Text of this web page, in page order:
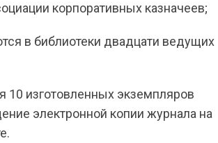
корпоративных казначеев;
в библиотеки двадцати ведущих
10 изготовленных экземпляров
электронной копии журнала на